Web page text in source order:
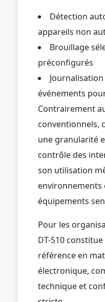
Détection
appareils non
Brouillage
préconfigurés
événements
Contrairement
conventionnels,
une granularité
contrôle des
son utilisation
environnements
équipements
Pour les
DT-510
référence en
électronique,
technique et